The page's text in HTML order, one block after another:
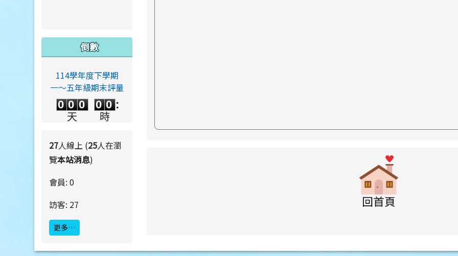
link to
倒數
114學年度下學期
一～五年級期末評量
0
0
0
0
0
0
天
0
0
0
0
時
:
0 0
分
0
秒
27人線上 (25人在瀏
覽本站消息)
會員: 0
訪客: 27
更多…